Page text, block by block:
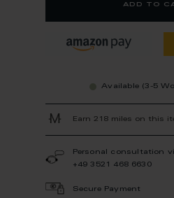
add to
Available (3-5
Earn 218 miles on this
Personal consultation
+49 3521 468 6630
Secure Payment